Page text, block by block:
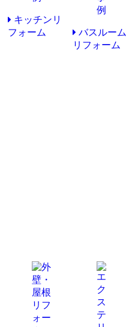
キッチンリ
フォーム
バスルーム
リフォーム